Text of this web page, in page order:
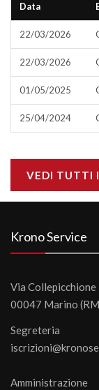
Data
22/03/2026
22/03/2026
01/05/2025
25/04/2024
VEDI TUTTI
Krono Service
Via
00047 Marino
Segreteria
Amministrazione